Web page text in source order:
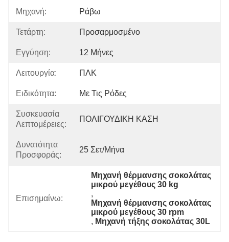
Μηχανή: Ράβω
Τετάρτη: Προσαρμοσμένο
Εγγύηση: 12 Μήνες
Λειτουργία: ΠΛΚ
Ειδικότητα: Με Τις Ρόδες
Συσκευασία
Λεπτομέρειες:
ΠΟΛΙΓΟΥΔΙΚΗ ΚΑΣΗ
Δυνατότητα
Προσφοράς:
25 Σετ/μήνα
Επισημαίνω:
Μηχανή θέρμανσης σοκολάτας
μικρού μεγέθους 30 kg
,
Μηχανή θέρμανσης σοκολάτας
μικρού μεγέθους 30 rpm
, Μηχανή τήξης σοκολάτας 30L